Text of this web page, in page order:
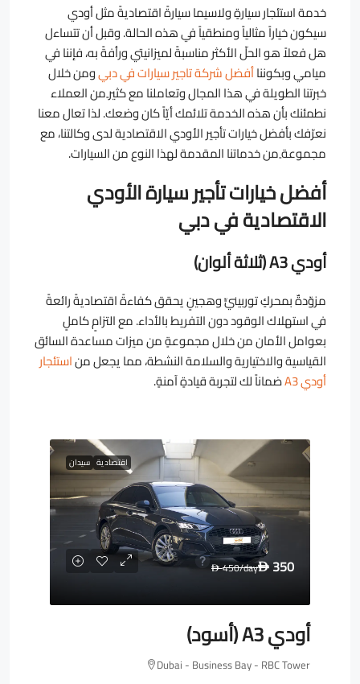
خدمة استئجار سيارةٍ ولاسيما سيارةً اقتصاديةً مثل أودي
سيكون خياراً مثالياً ومنطقياً في هذه الحالة. وقبل أن تتساءل
هل فعلاً هو الحلّ الأكثر مناسبةً لميزانيتي ورأفةً به، فإننا في
ميامي وبكونناأفضل شركة تاجير سيارات في دبيومن خلال
خبرتنا الطويلة في هذا المجال وتعاملنا مع كثير ٍمن العملاء
نطمئنك بأن هذه الخدمة تلائمك أيّاً كان وضعك. لذا تعال معنا
نعرّفك بأفضل خيارات تأجير الأودي الاقتصادية لدى وكالتنا، مع
مجموعة ٍمن خدماتنا المقدمة لهذا النوع من السيارات.
أفضل خيارات تأجير سيارة الأودي
الاقتصادية في دبي
أودي A3 (ثلاثة ألوان)
مزوّدةٌ بمحركٍ توربينيٍّ وهجينٍ يحقق كفاءةً اقتصاديةً رائعةً
في استهلاك الوقود دون التفريط بالأداء. مع التزامٍ كاملٍ
بعوامل الأمان من خلال مجموعةٍ من ميزات مساعدة السائق
القياسية والاختيارية والسلامة النشطة، مما يجعل مناستئجار
أودي A3
ضماناً لك لتجربة قيادةٍ آمنةٍ.
اقتصادية سيدان
D 350
D450/day
أودي A3 (أسود)
Dubai - Business Bay - RBC Tower